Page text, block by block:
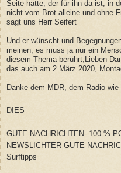
Seite hätte, der für ihn da ist, in
nicht vom Brot alleine und ohne
sagt uns Herr Seifert
Und er wünscht und
meinen, es muss ja nur ein
diesem Thema berührt,Lieben
das auch am 2.März 2020,
Danke dem MDR, dem Radio
DIES
GUTE NACHRICHTEN- 100 %
NEWSLICHTER GUTE
Surftipps